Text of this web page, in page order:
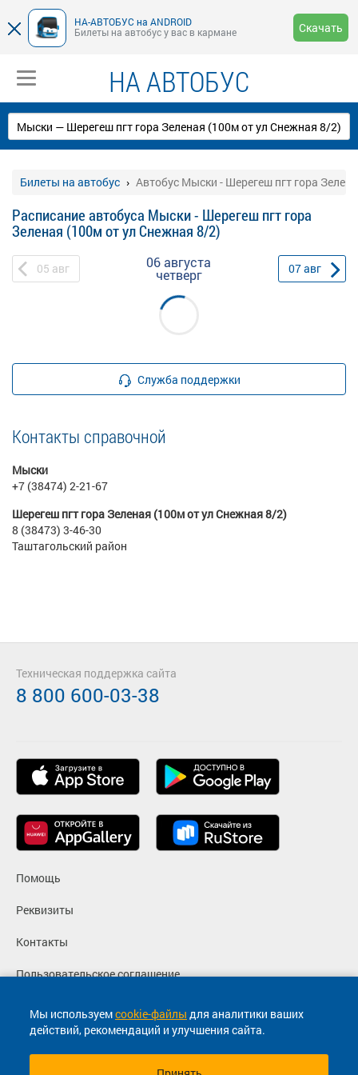
НА-АВТОБУС на ANDROID
Билеты на автобус у вас в кармане
Скачать
НА АВТОБУС
Билеты на автобус Автобус Мыски - Шерегеш пгт гора
Расписание автобуса Мыски - Шерегеш пгт гора
Зеленая (100м от ул Снежная 8/2)
05 авг 06 августа
четверг 07авг
Служба поддержки
Контакты справочной
Мыски
+7 (38474) 2-21-67
Шерегеш пгт гора Зеленая (100м от ул Снежная 8/2)
8 (38473) 3-46-30
Таштагольский район
Мы используемcookie-файлы для аналитики ваших
действий, рекомендаций и улучшения сайта.
Помощь
Реквизиты
Контакты
Пользовательское соглашение
Политика конфиденциальности
Согласие на маркетинговые сообщения
Техническая поддержка сайта
8 800 600-03-38